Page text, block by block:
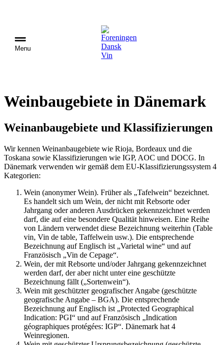
Menu
Weinbaugebiete in Dänemark
Weinanbaugebiete und Klassifizierungen
Wir kennen Weinanbaugebiete wie Rioja, Bordeaux und die
Toskana sowie Klassifizierungen wie IGP, AOC und DOCG. In
Dänemark verwenden wir gemäß dem EU-Klassifizierungssystem 4
Kategorien:
Wein (anonymer Wein). Früher als „Tafelwein“ bezeichnet.
Es handelt sich um Wein, der nicht mit Rebsorte oder
Jahrgang oder anderen Ausdrücken gekennzeichnet werden
darf, die auf eine besondere Qualität hinweisen. Eine Reihe
von Ländern verwendet diese Bezeichnung weiterhin (Table
vin, Vin de table, Taffelwein usw.). Die entsprechende
Bezeichnung auf Englisch ist „Varietal wine“ und auf
Französisch „Vin de Cepage“.
Wein, der mit Rebsorte und/oder Jahrgang gekennzeichnet
werden darf, der aber nicht unter eine geschützte
Bezeichnung fällt („Sortenwein“).
Wein mit geschützter geografischer Angabe (geschützte
geografische Angabe – BGA). Die entsprechende
Bezeichnung auf Englisch ist „Protected Geographical
Indication: PGI“ und auf Französisch „Indication
géographiques protégées: IGP“. Dänemark hat 4
Weinregionen.